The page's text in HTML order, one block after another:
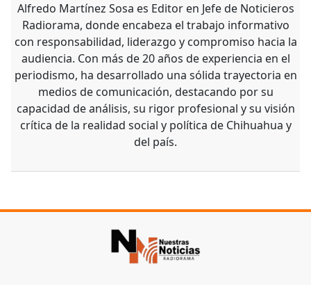
Alfredo Martínez Sosa es Editor en Jefe de Noticieros
Radiorama, donde encabeza el trabajo informativo
con responsabilidad, liderazgo y compromiso hacia la
audiencia. Con más de 20 años de experiencia en el
periodismo, ha desarrollado una sólida trayectoria en
medios de comunicación, destacando por su
capacidad de análisis, su rigor profesional y su visión
crítica de la realidad social y política de Chihuahua y
del país.